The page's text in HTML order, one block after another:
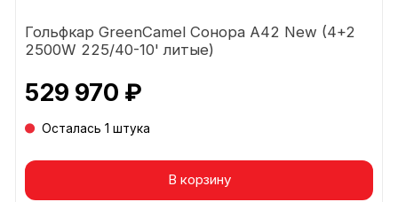
Гольфкар GreenCamel Сонора A42 New (4+2
2500W 225/40-10' литые)
529 970 ₽
Осталась 1 штука
В корзину